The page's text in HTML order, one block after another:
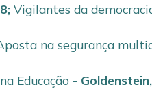
;Vigilantes da
na segurança
Educação -